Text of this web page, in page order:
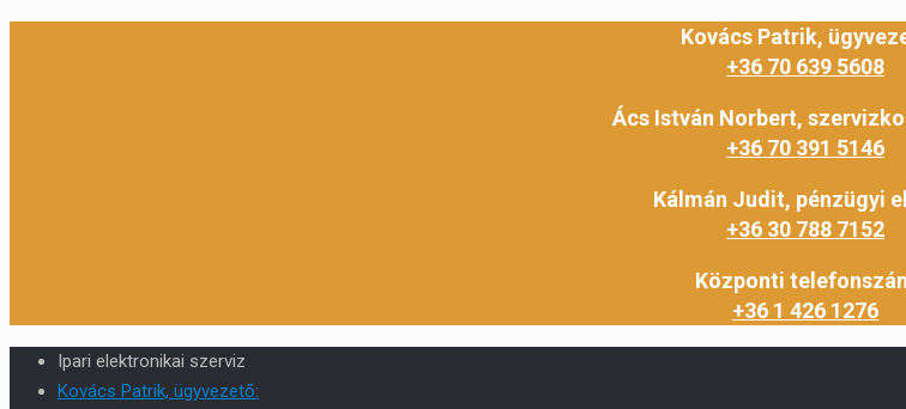
Kovács Patrik,
+36 70 639 5608
Ács István Norbert,
+36 70 391 5146
Kálmán Judit, pénzügyi
+36 30 788 7152
Központi
+36 1 426 1276
Ipari elektronikai szerviz
Kovács Patrik, ügyvezető: